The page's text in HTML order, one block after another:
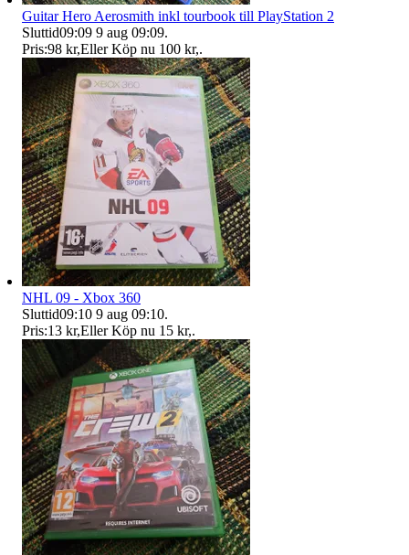
Guitar Hero Aerosmith inkl tourbook till PlayStation 2
Sluttid09:09 9 aug 09:09.
Pris:98 kr,Eller Köp nu 100 kr,.
NHL 09 - Xbox 360
Sluttid09:10 9 aug 09:10.
Pris:13 kr,Eller Köp nu 15 kr,.